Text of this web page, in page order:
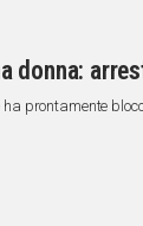
donna:
ha prontamente